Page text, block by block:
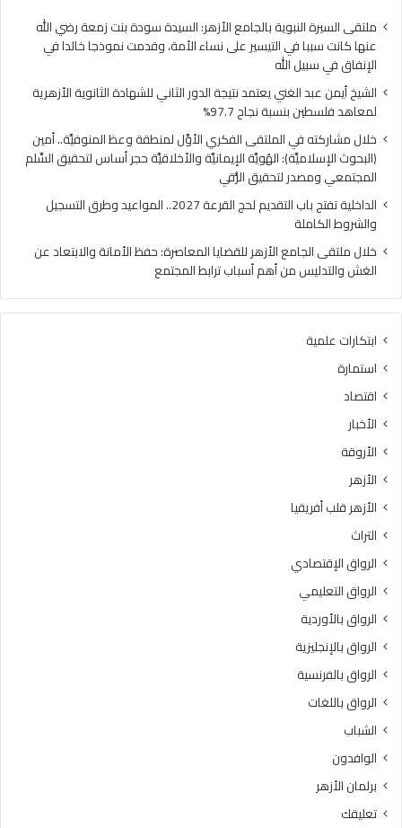
بنسبة
نجاح
97.7%
ملتقى السيرة النبوية بالجامع الأزهر: السيدة سودة بنت زمعة رضي الله
عنها كانت سببا في التيسير على نساء الأمة، وقدمت نموذجا خالدا في
الإنفاق في سبيل الله
الشيخ أيمن عبد الغني يعتمد نتيجة الدور الثاني للشهادة الثانوية الأزهرية
لمعاهد فلسطين بنسبة نجاح 97.7%
خلال مشاركته في الملتقى الفكري الأوَّل لمنطقة وعظ المنوفيَّة.. أمين
(البحوث الإسلاميَّة): الهُويَّة الإيمانيَّة والأخلاقيَّة حجر أساس لتحقيق السِّلم
المجتمعي ومصدر لتحقيق الرُّقي
الداخلية تفتح باب التقديم لحج القرعة 2027.. المواعيد وطرق التسجيل
والشروط الكاملة
خلال ملتقى الجامع الأزهر للقضايا المعاصرة: حفظ الأمانة والابتعاد عن
الغش والتدليس من أهم أسباب ترابط المجتمع
ابتكارات علمية
استمارة
اقتصاد
الأخبار
الأروقة
الأزهر
الأزهر قلب أفريقيا
التراث
الرواق الإقتصادي
الرواق التعليمي
الرواق بالأوردية
الرواق بالإنجليزية
الرواق بالفرنسية
الرواق باللغات
الشباب
الوافدون
برلمان الأزهر
تعليقك